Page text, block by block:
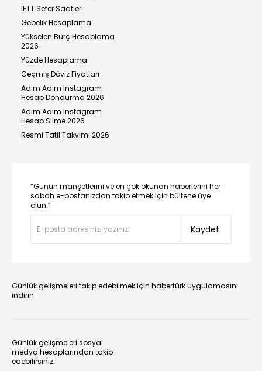
İETT Sefer Saatleri
Gebelik Hesaplama
Yükselen Burç Hesaplama
2026
Yüzde Hesaplama
Geçmiş Döviz Fiyatları
Adım Adım Instagram
Hesap Dondurma 2026
Adım Adım Instagram
Hesap Silme 2026
Resmi Tatil Takvimi 2026
“Günün manşetlerini ve en çok okunan haberlerini her
sabah e-postanızdan takip etmek için bültene üye
olun.”
Kaydet
Günlük gelişmeleri takip edebilmek için habertürk uygulamasını
indirin
Günlük gelişmeleri sosyal
medya hesaplarından takip
edebilirsiniz.